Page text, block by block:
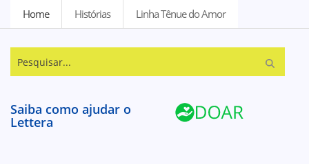
Home Histórias Linha Tênue do Amor
Saiba como ajudar o
Lettera